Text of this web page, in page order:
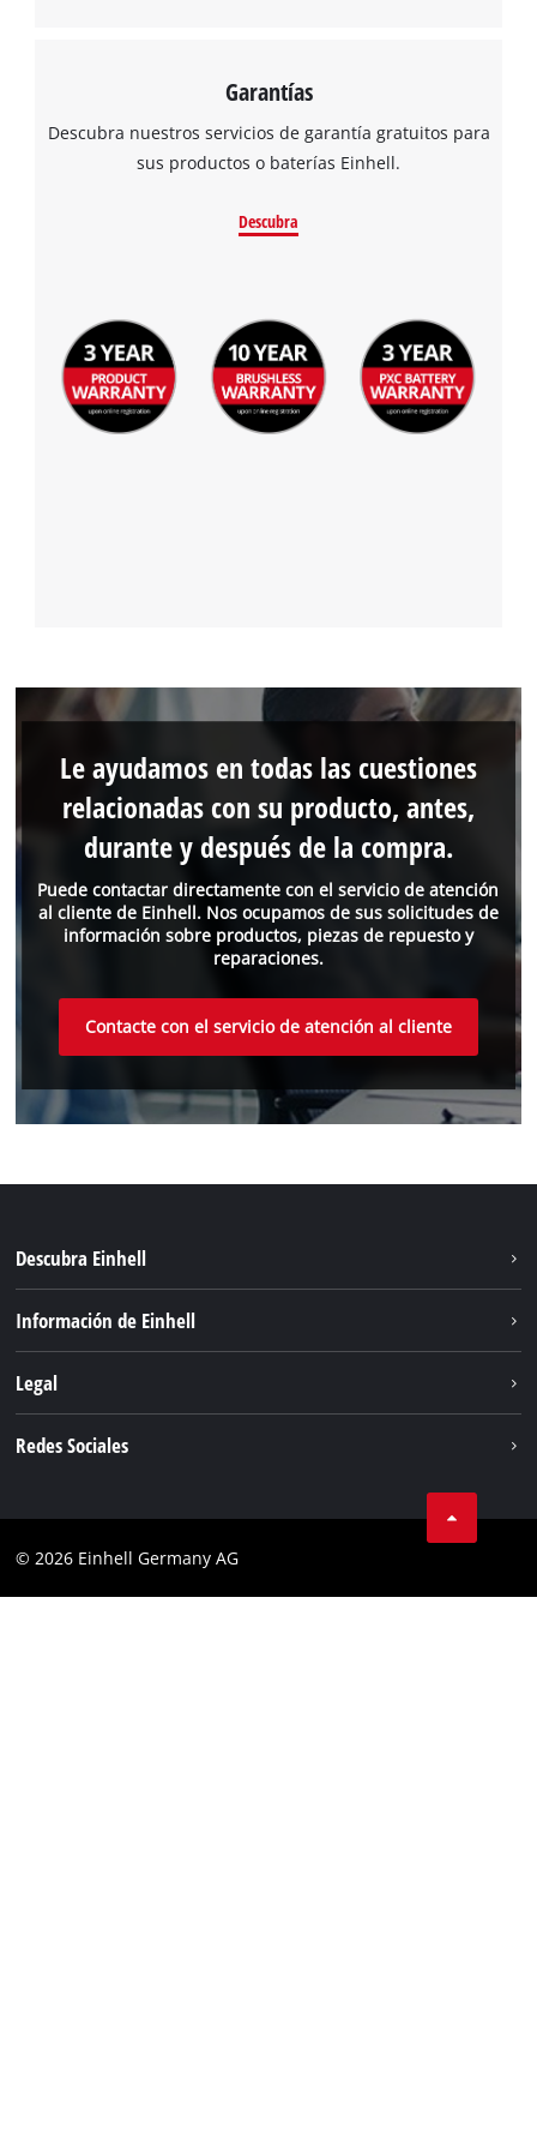
Garantías
Descubra nuestros servicios de garantía gratuitos para
sus productos o baterías Einhell.
Descubra
Puede contactar directamente con el servicio de atención
al cliente de Einhell. Nos ocupamos de sus solicitudes de
información sobre productos, piezas de repuesto y
reparaciones.
Le ayudamos en todas las cuestiones
relacionadas con su producto, antes,
durante y después de la compra.
Contacte con el servicio de atención al cliente
Descubra Einhell
Servicio
Información de Einhell
Legal
Cumplimiento
Redes Sociales
Tiktok
© 2026 Einhell Germany AG